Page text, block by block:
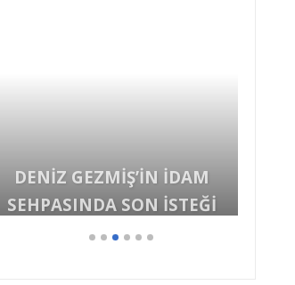
SEHPASINDA SON İSTEĞİ